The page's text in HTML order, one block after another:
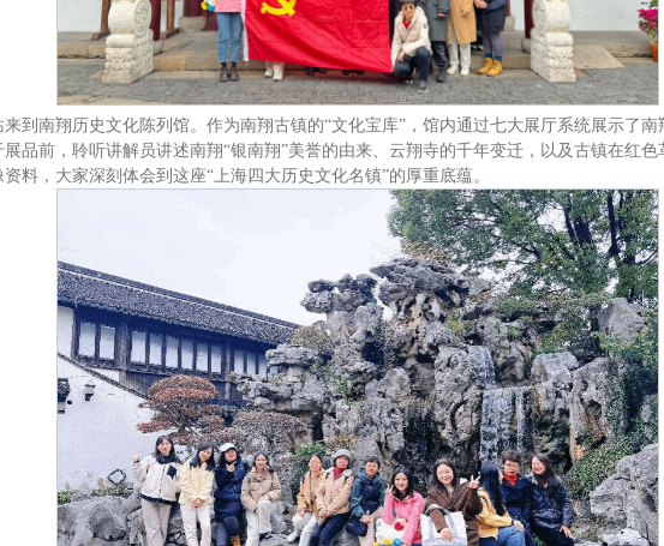
到南翔历史文化陈列馆。作为南翔古镇的“文化宝库”，馆内通过七大展厅系统展示了
品前，聆听讲解员讲述南翔“银南翔”美誉的由来、云翔寺的千年变迁，以及古镇在红
料，大家深刻体会到这座“上海四大历史文化名镇”的厚重底蕴。